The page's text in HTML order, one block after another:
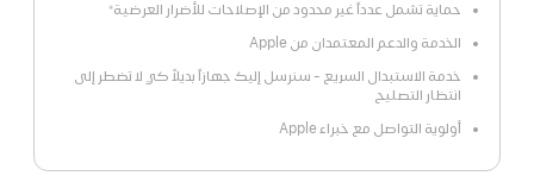
حماية تشمل عدداً غير محدود من الإصلاحات للأضرار العرضية※
الخدمة والدعم المعتمدان من Apple
خدمة الاستبدال السريع - سنرسل إليك جهازاً بديلاً كي لا تضطر إلى
انتظار التصليح
أولوية التواصل مع خبراء Apple